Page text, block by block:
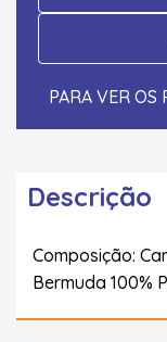
PARA VER OS
Descrição
Composição:
Bermuda 100%